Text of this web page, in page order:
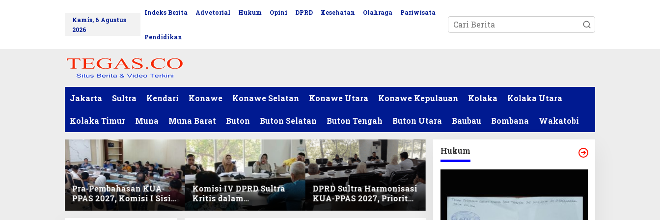
Kamis, 6 Agustus
2026
Indeks Berita Advetorial Hukum Opini DPRD Kesehatan Olahraga Pariwisata
Pendidikan
Jakarta Sultra Kendari Konawe Konawe Selatan Konawe Utara Konawe Kepulauan Kolaka Kolaka Utara
Kolaka Timur Muna Muna Barat Buton Buton Selatan Buton Tengah Buton Utara Baubau Bombana Wakatobi
Pra-Pembahasan KUA-
PPAS 2027, Komisi I Sisir
Program Prioritas
Komisi IV DPRD Sultra
Kritis dalam
Harmonisasi KUA-PPAS
DPRD Sultra Harmonisasi
KUA-PPAS 2027, Prioritas
Pendidikan, Kebudayaan,
Hukum